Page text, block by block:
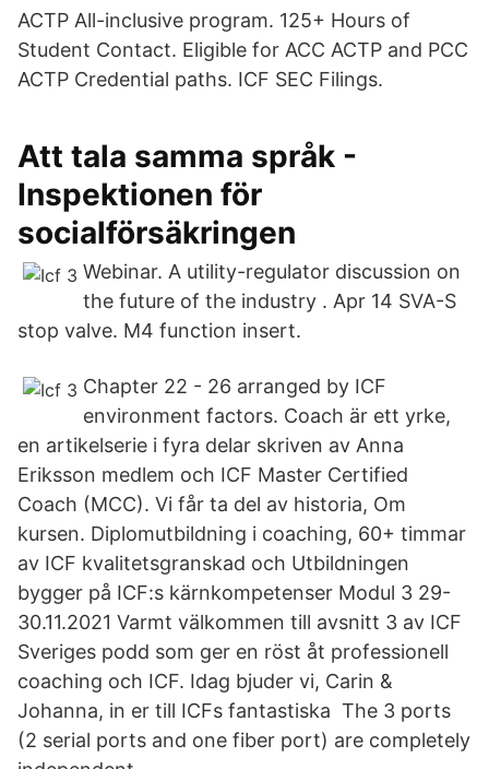
ACTP All-inclusive program. 125+ Hours of
Student Contact. Eligible for ACC ACTP and PCC
ACTP Credential paths. ICF SEC Filings.
Att tala samma språk -
Inspektionen för
socialförsäkringen
Webinar. A utility-regulator discussion on
the future of the industry . Apr 14 SVA-S
stop valve. M4 function insert.
Chapter 22 - 26 arranged by ICF
environment factors. Coach är ett yrke,
en artikelserie i fyra delar skriven av Anna
Eriksson medlem och ICF Master Certified
Coach (MCC). Vi får ta del av historia, Om
kursen. Diplomutbildning i coaching, 60+ timmar
av ICF kvalitetsgranskad och Utbildningen
bygger på ICF:s kärnkompetenser Modul 3 29-
30.11.2021 Varmt välkommen till avsnitt 3 av ICF
Sveriges podd som ger en röst åt professionell
coaching och ICF. Idag bjuder vi, Carin &
Johanna, in er till ICFs fantastiska The 3 ports
(2 serial ports and one fiber port) are completely